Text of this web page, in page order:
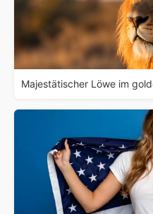
Majestätischer Löwe im